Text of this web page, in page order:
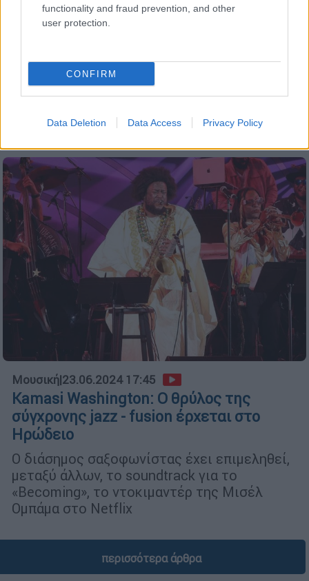
functionality and fraud prevention, and other
user protection.
CONFIRM
Data Deletion Data Access Privacy Policy
02.02.2025 22:00
τραγούδι με τη Σκάρλετ Τζοχάνσον
Ο ηθοποιός έχει επίσης συνεργαστεί με τις
«Wicked»
Μουσική|23.06.2024 17:45
Kamasi Washington: Ο θρύλος της
σύγχρονης jazz - fusion έρχεται στο
Ηρώδειο
Ο διάσημος σαξοφωνίστας έχει επιμεληθεί,
μεταξύ άλλων, το soundtrack για το
«Becoming», το ντοκιμαντέρ της Μισέλ
Ομπάμα στο Netflix
περισσότερα άρθρα